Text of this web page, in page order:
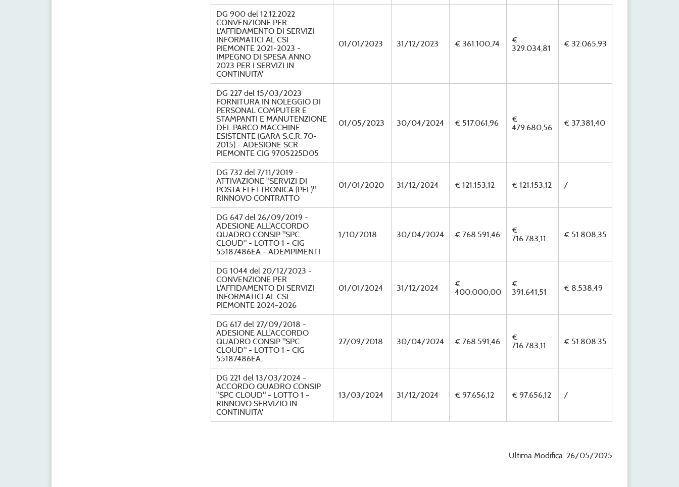
DG 900 del 12.12.2022
CONVENZIONE PER
L'AFFIDAMENTO DI SERVIZI
INFORMATICI AL CSI
PIEMONTE 2021-2023 -
IMPEGNO DI SPESA ANNO
2023 PER I SERVIZI IN
CONTINUITA'
01/01/2023 31/12/2023 € 361.100,74
€
329.034,81
€ 32.065,93
DG 227 del 15/03/2023
FORNITURA IN NOLEGGIO DI
PERSONAL COMPUTER E
STAMPANTI E MANUTENZIONE
DEL PARCO MACCHINE
ESISTENTE (GARA S.C.R. 70-
2015) - ADESIONE SCR
PIEMONTE CIG 9705225D05
01/05/2023 30/04/2024 € 517.061,96
€
479.680,56
€ 37.381,40
DG 732 del 7/11/2019 -
ATTIVAZIONE "SERVIZI DI
POSTA ELETTRONICA (PEL)" -
RINNOVO CONTRATTO
01/01/2020 31/12/2024 € 121.153,12 € 121.153,12 /
DG 647 del 26/09/2019 -
ADESIONE ALL'ACCORDO
QUADRO CONSIP "SPC
CLOUD" - LOTTO 1 - CIG
55187486EA - ADEMPIMENTI
1/10/2018 30/04/2024 € 768.591,46
€
716.783,11
€ 51.808,35
DG 1044 del 20/12/2023 -
CONVENZIONE PER
L'AFFIDAMENTO DI SERVIZI
INFORMATICI AL CSI
PIEMONTE 2024-2026
01/01/2024 31/12/2024
€
400.000,00
€
391.641,51
€ 8.538,49
DG 617 del 27/09/2018 -
ADESIONE ALL'ACCORDO
QUADRO CONSIP "SPC
CLOUD" - LOTTO 1 - CIG
55187486EA.
27/09/2018 30/04/2024 € 768.591,46
€
716.783,11
€ 51.808.35
DG 221 del 13/03/2024 -
ACCORDO QUADRO CONSIP
"SPC CLOUD" - LOTTO 1 -
RINNOVO SERVIZIO IN
CONTINUITA'
13/03/2024 31/12/2024 € 97.656,12 € 97.656,12 /
Ultima Modifica: 26/05/2025